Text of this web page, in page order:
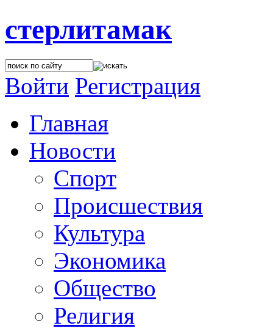
стерлитамак
Войти Регистрация
Главная
Новости
Спорт
Происшествия
Культура
Экономика
Общество
Религия